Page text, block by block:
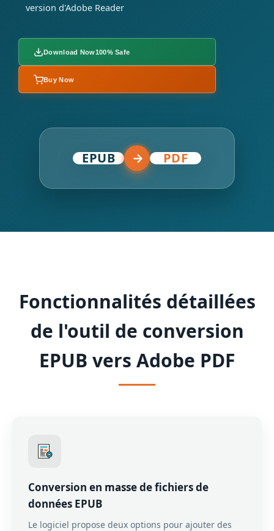
version d'Adobe Reader
Download Now100% Safe
Buy Now
EPUB → PDF
Fonctionnalités détaillées
de l'outil de conversion
EPUB vers Adobe PDF
Conversion en masse de fichiers de
données EPUB
Le logiciel propose deux options pour ajouter des